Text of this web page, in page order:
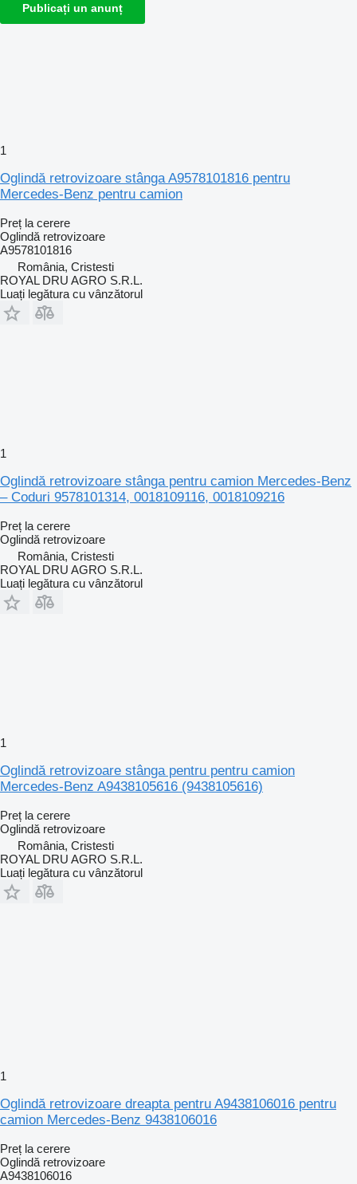
Publicați un anunț
1
Oglindă retrovizoare stânga A9578101816 pentru
Mercedes-Benz pentru camion
Preț la cerere
Oglindă retrovizoare
A9578101816
România, Cristesti
ROYAL DRU AGRO S.R.L.
Luați legătura cu vânzătorul
1
Oglindă retrovizoare stânga pentru camion Mercedes-Benz
– Coduri 9578101314, 0018109116, 0018109216
Preț la cerere
Oglindă retrovizoare
România, Cristesti
ROYAL DRU AGRO S.R.L.
Luați legătura cu vânzătorul
1
Oglindă retrovizoare stânga pentru pentru camion
Mercedes-Benz A9438105616 (9438105616)
Preț la cerere
Oglindă retrovizoare
România, Cristesti
ROYAL DRU AGRO S.R.L.
Luați legătura cu vânzătorul
1
Oglindă retrovizoare dreapta pentru A9438106016 pentru
camion Mercedes-Benz 9438106016
Preț la cerere
Oglindă retrovizoare
A9438106016